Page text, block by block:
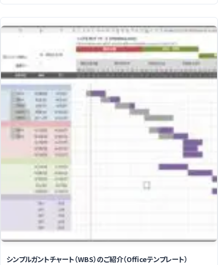
シンプルガントチャート（WBS）のご紹介（Officeテンプレート）